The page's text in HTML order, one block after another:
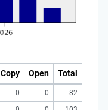
Copy Open Total
0 0
82